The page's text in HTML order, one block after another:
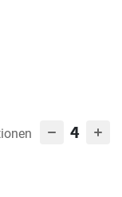
4